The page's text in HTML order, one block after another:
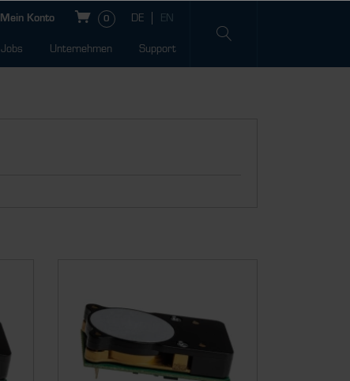
Mein Konto 0
Jobs Unternehmen Support